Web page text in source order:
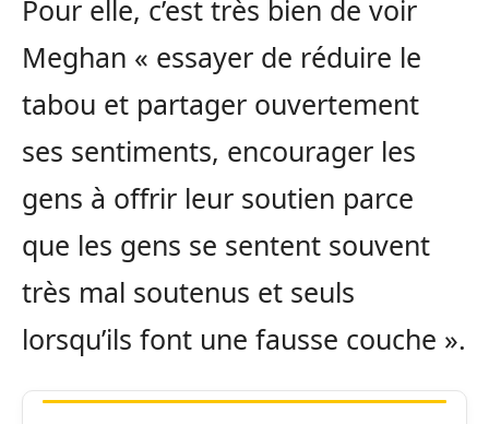
Pour elle, c’est très bien de voir
Meghan « essayer de réduire le
tabou et partager ouvertement
ses sentiments, encourager les
gens à offrir leur soutien parce
que les gens se sentent souvent
très mal soutenus et seuls
lorsqu’ils font une fausse couche ».